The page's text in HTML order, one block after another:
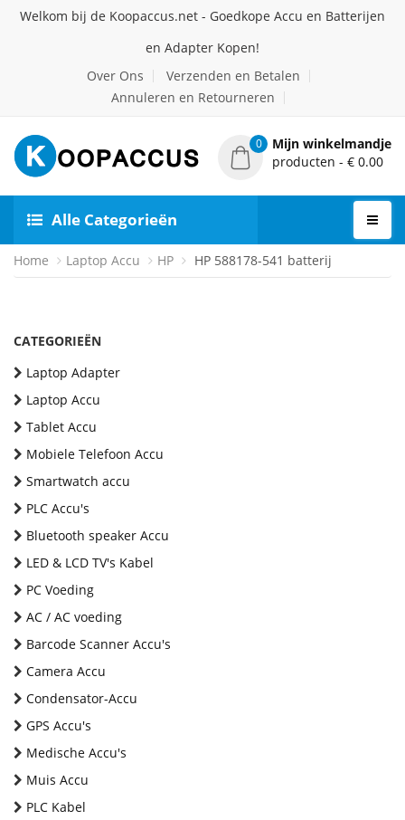
Welkom bij de Koopaccus.net - Goedkope Accu en Batterijen
en Adapter Kopen!
Over Ons
Verzenden en Betalen
Annuleren en Retourneren
0
Mijn winkelmandje
producten - € 0.00
Alle Categorieën
Home Laptop Accu HP HP 588178-541 batterij
CATEGORIEËN
Laptop Adapter
Laptop Accu
Tablet Accu
Mobiele Telefoon Accu
Smartwatch accu
PLC Accu's
Bluetooth speaker Accu
LED & LCD TV's Kabel
PC Voeding
AC / AC voeding
Barcode Scanner Accu's
Camera Accu
Condensator-Accu
GPS Accu's
Medische Accu's
Muis Accu
PLC Kabel